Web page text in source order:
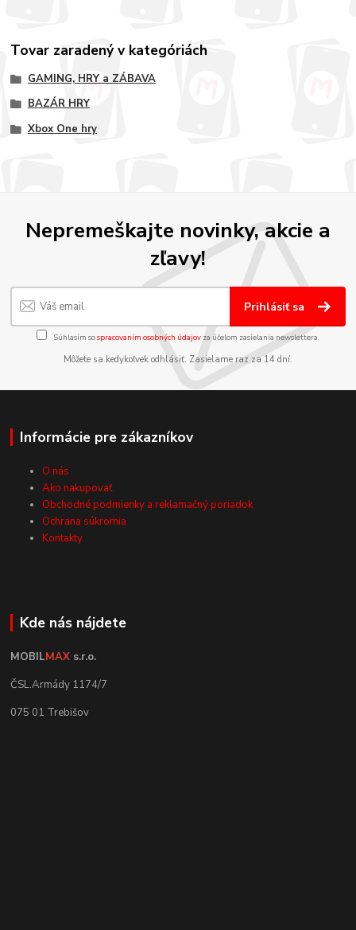
Tovar zaradený v kategóriách
GAMING, HRY a ZÁBAVA
BAZÁR HRY
Xbox One hry
Nepremeškajte novinky, akcie a
zľavy!
Prihlásiť sa
Súhlasím sospracovaním osobných údajov za účelom zasielania newslettera.
Môžete sa kedykoľvek odhlásiť. Zasielame raz za 14 dní.
Informácie pre zákazníkov
O nás
Ako nakupovať
Obchodné podmienky a reklamačný poriadok
Ochrana súkromia
Kontakty
Kde nás nájdete
MOBILMAX s.r.o.
ČSL.Armády 1174/7
075 01 Trebišov